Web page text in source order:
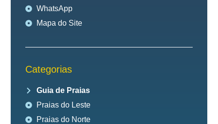
WhatsApp
Mapa do Site
Categorias
Guia de Praias
Praias do Leste
Praias do Norte